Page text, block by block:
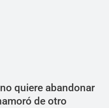
quiere abandonar
de otro